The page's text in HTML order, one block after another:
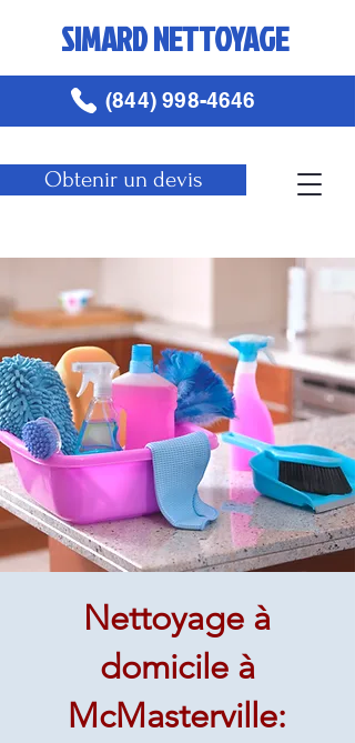
SIMARD NETTOYAGE
Obtenir un devis
(844) 998-4646
Nettoyage à
domicile à
McMasterville: